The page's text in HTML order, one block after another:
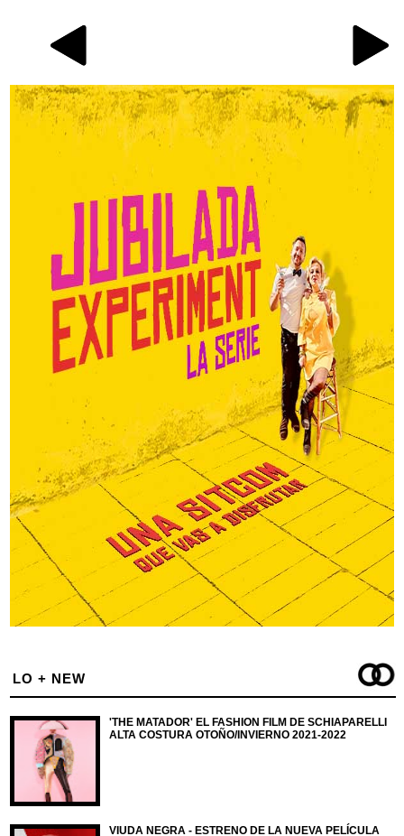
LO + NEW
'THE MATADOR' EL FASHION FILM DE SCHIAPARELLI
ALTA COSTURA OTOÑO/INVIERNO 2021-2022
VIUDA NEGRA - ESTRENO DE LA NUEVA PELÍCULA